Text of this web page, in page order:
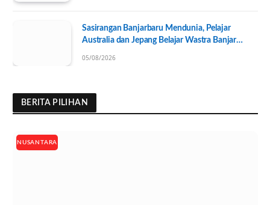
Sasirangan Banjarbaru Mendunia, Pelajar
Australia dan Jepang Belajar Wastra Banjar
05/08/2026
BERITA PILIHAN
NUSANTARA